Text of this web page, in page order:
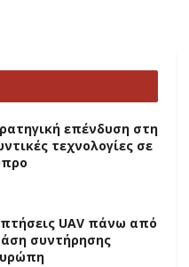
επένδυση στη
τεχνολογίες σε
πτήσεις UAV πάνω από
συντήρησης